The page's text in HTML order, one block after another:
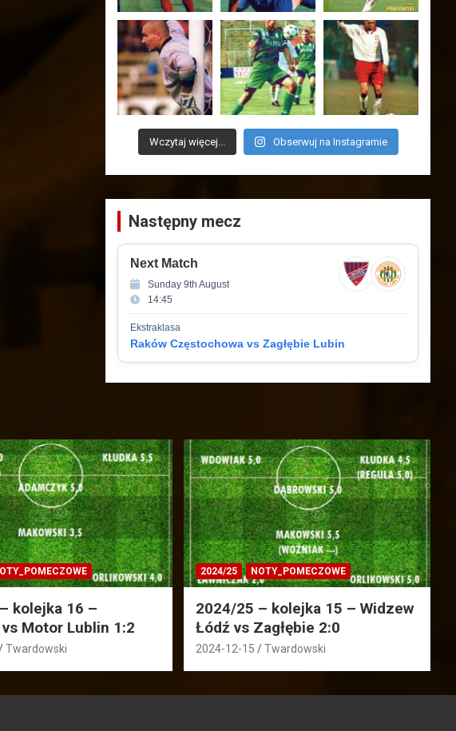
Wczytaj więcej... Obserwuj na Instagramie
Następny mecz
Next Match
Sunday 9th August
14:45
Ekstraklasa
Raków Częstochowa vs Zagłębie Lubin
kolejka 16 –
vs Motor Lublin 1:2
Twardowski
2024/25 NOTY_POMECZOWE
2024/25 – kolejka 15 – Widzew
Łódź vs Zagłębie 2:0
2024-12-15 Twardowski